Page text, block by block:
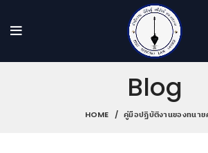
Blog
HOME คู่มือปฏิบัติงานของทนาย